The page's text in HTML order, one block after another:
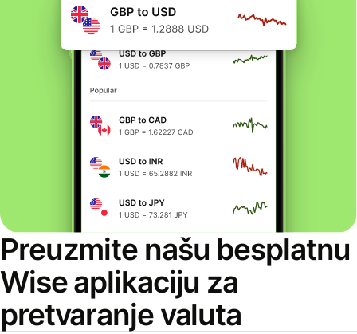
Preuzmite našu besplatnu
Wise aplikaciju za
pretvaranje valuta